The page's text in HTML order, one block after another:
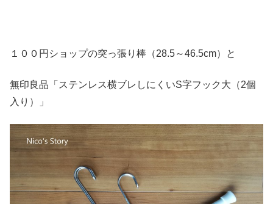
１００円ショップの突っ張り棒（28.5～46.5cm）と
無印良品「ステンレス横ブレしにくいS字フック大（2個
入り）」